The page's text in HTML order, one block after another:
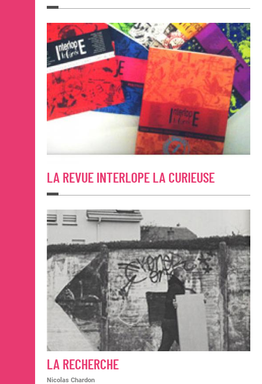
LA REVUE INTERLOPE LA CURIEUSE
LA RECHERCHE
Nicolas Chardon